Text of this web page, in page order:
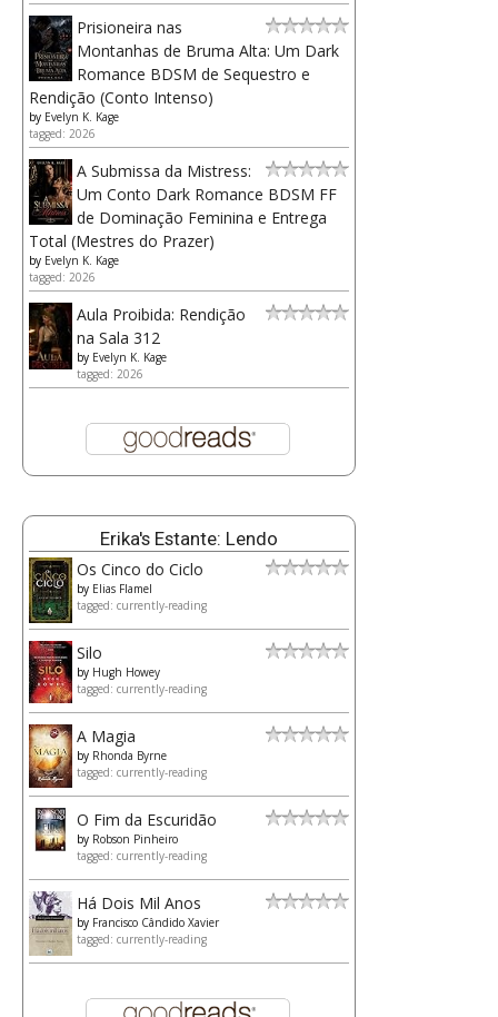
Prisioneira nas
Montanhas de Bruma Alta: Um Dark
Romance BDSM de Sequestro e
Rendição (Conto Intenso)
by Evelyn K. Kage
tagged: 2026
A Submissa da Mistress:
Um Conto Dark Romance BDSM FF
de Dominação Feminina e Entrega
Total (Mestres do Prazer)
by Evelyn K. Kage
tagged: 2026
Aula Proibida: Rendição
na Sala 312
by Evelyn K. Kage
tagged: 2026
Erika's Estante: Lendo
Os Cinco do Ciclo
by Elias Flamel
tagged: currently-reading
Silo
by Hugh Howey
tagged: currently-reading
A Magia
by Rhonda Byrne
tagged: currently-reading
O Fim da Escuridão
by Robson Pinheiro
tagged: currently-reading
Há Dois Mil Anos
by Francisco Cândido Xavier
tagged: currently-reading